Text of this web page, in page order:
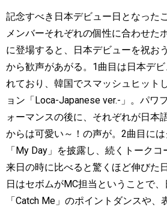
記念すべき日本デビュー日となった
メンバーそれぞれの個性に合わせた
に登場すると、日本デビューを祝お
から歓声があがる。 1曲目は日本デ
れており、韓国でスマッシュヒット
ョン「Loca-Japanese ver.- 」。パワ
ォーマンスの後に、それぞれが日本
からは可愛い～！の声が。 2曲目に
「My Day 」を披露し、続くトークコ
来日の時に比べると驚くほど伸びた
日はセボムがMC担当ということで
「Catch Me 」のポイントダンスや、